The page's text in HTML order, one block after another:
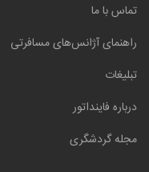
تماس با ما
راهنمای آژانس‌های مسافرتی
تبلیغات
درباره فاینداتور
مجله گردشگری